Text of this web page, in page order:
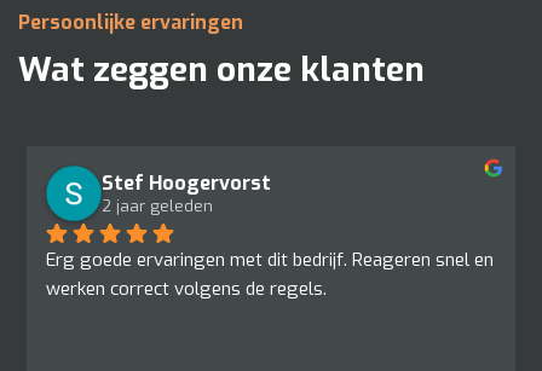
Persoonlijke ervaringen
Wat zeggen onze klanten
Stef Hoogervorst
2 jaar geleden
Erg goede ervaringen met dit bedrijf. Reageren snel en
werken correct volgens de regels.